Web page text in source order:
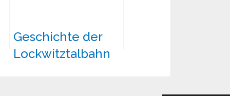
Geschichte der
Lockwitztalbahn